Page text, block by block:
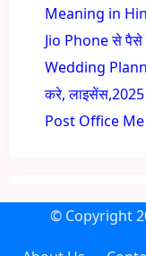
Meaning in
Jio Phone से पैसे
Wedding
करे, लाइसेंस,2025
Post Office Me
© Copyright